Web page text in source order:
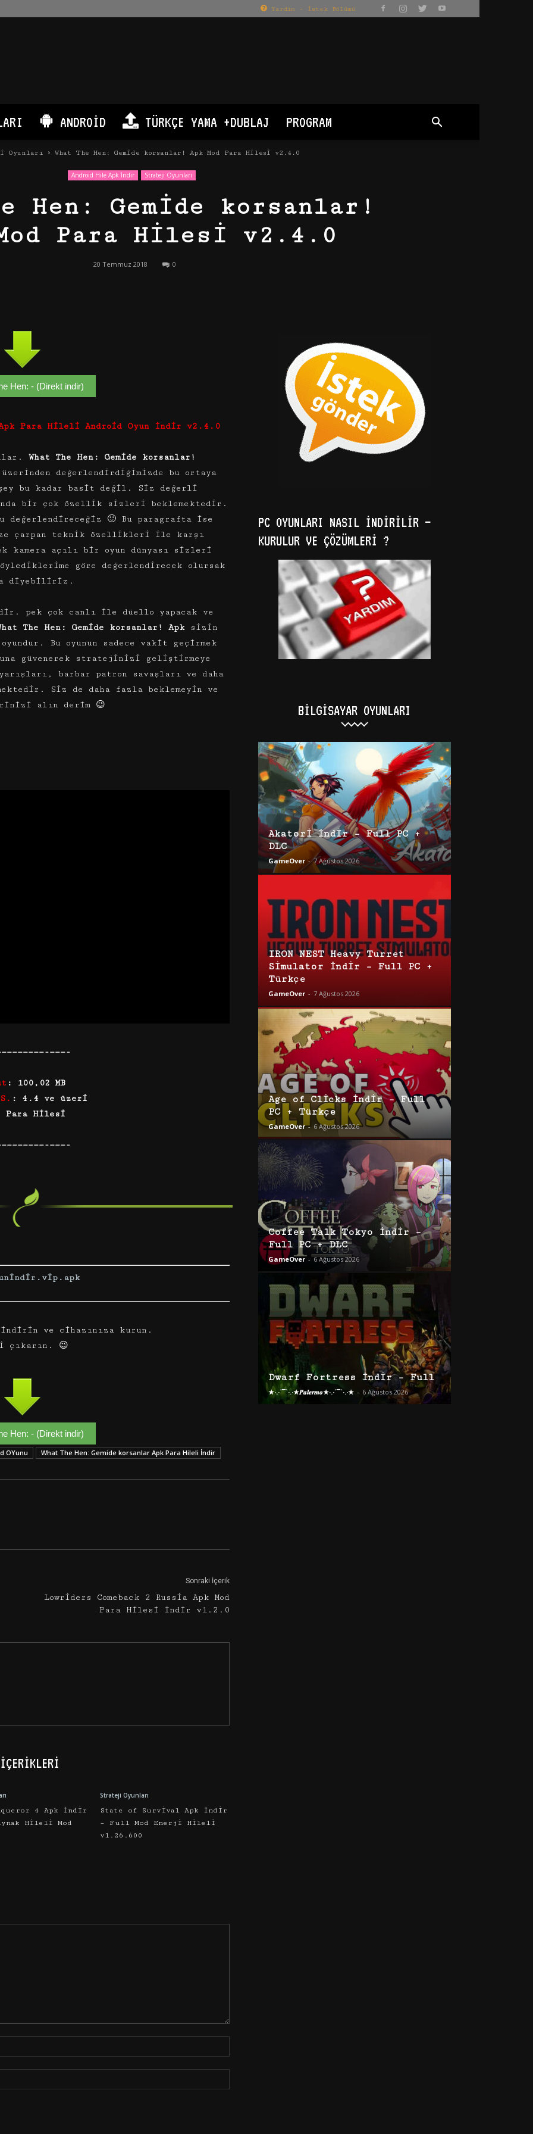
Yardım – İstek Bölümü
ANDROID TÜRKÇE YAMA +DUBLAJ PROGRAM
Oyunları What The Hen: Gemide korsanlar! Apk Mod Para Hilesi v2.4.0
Android Hile Apk İndir Strateji Oyunları
Hen: Gemide korsanlar!
Para Hilesi v2.4.0
20 Temmuz 2018 0
Hen: - (Direkt indir)
Apk Para Hileli Android Oyun İndir v2.4.0
What The Hen: Gemide korsanlar!
değerlendirdiğimizde bu ortaya
bu kadar basit değil. Siz değerli
bir çok özellik sizleri beklemektedir.
değerlendireceğiz 🙂 Bu paragrafta ise
çarpan teknik özellikleri ile karşı
kamera açılı bir oyun dünyası sizleri
göre değerlendirecek olursak
diyebiliriz.
pek çok canlı ile düello yapacak ve
The Hen: Gemide korsanlar! Apk sizin
Bu oyunun sadece vakit geçirmek
güvenerek stratejinizi geliştirmeye
barbar patron savaşları ve daha
Siz de daha fazla beklemeyin ve
alın derim 😉
———-
: 100,02 MB
: 4.4 ve üzeri
Para Hilesi
———-
ve cihazınıza kurun.
çıkarın. 😉
Hen: - (Direkt indir)
OYunu What The Hen: Gemide korsanlar Apk Para Hileli İndir
Sonraki İçerik
Lowriders Comeback 2 Russia Apk Mod
Para Hilesi İndir v1.2.0
4 Apk İndir
Hileli Mod
Strateji Oyunları
State of Survival Apk İndir
– Full Mod Enerji Hileli
v1.26.600
PC OYUNLARI NASIL İNDIRILIR –
KURULUR VE ÇÖZÜMLERI ?
BILGISAYAR OYUNLARI
Akatori İndir – Full PC +
DLC
GameOver - 7 Ağustos 2026
IRON NEST Heavy Turret
Simulator İndir – Full PC +
Türkçe
GameOver - 7 Ağustos 2026
Age of Clicks İndir – Full
PC + Türkçe
GameOver - 6 Ağustos 2026
Coffee Talk Tokyo İndir –
Full PC + DLC
GameOver - 6 Ağustos 2026
Dwarf Fortress İndir – Full
★·.·´¯`·.·★𝑷𝒂𝒍𝒆𝒓𝒎𝒐★·.·´¯`·.·★ - 6 Ağustos 2026